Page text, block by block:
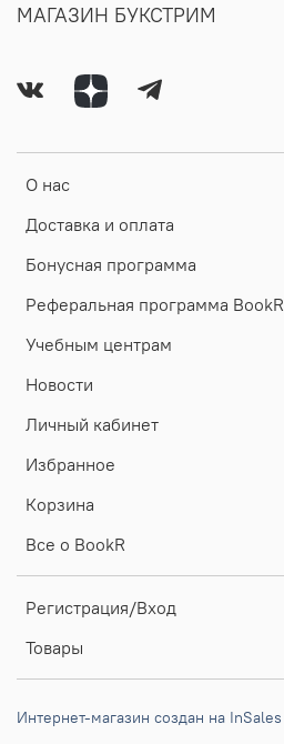
О нас
Доставка и оплата
Бонусная программа
Реферальная программа BookR
Учебным центрам
Новости
Личный кабинет
Избранное
Корзина
Все о BookR
Регистрация/Вход
Товары
МАГАЗИН БУКСТРИМ
Интернет-магазин создан на InSales